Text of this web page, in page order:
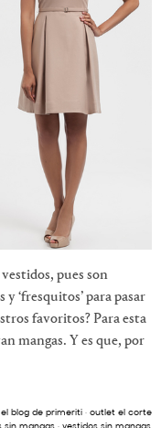
pues son
‘fresquitos’ para pasar
favoritos? Para esta
mangas. Y es que, por
el blog de primeriti · outlet el corte
sin mangas· vestidos sin mangas